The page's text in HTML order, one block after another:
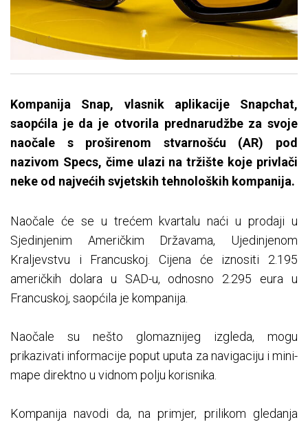
Kompanija Snap, vlasnik aplikacije Snapchat,
saopćila je da je otvorila prednarudžbe za svoje
naočale s proširenom stvarnošću (AR) pod
nazivom Specs, čime ulazi na tržište koje privlači
neke od najvećih svjetskih tehnoloških kompanija.
Naočale će se u trećem kvartalu naći u prodaji u
Sjedinjenim Američkim Državama, Ujedinjenom
Kraljevstvu i Francuskoj. Cijena će iznositi 2.195
američkih dolara u SAD-u, odnosno 2.295 eura u
Francuskoj, saopćila je kompanija.
Naočale su nešto glomaznijeg izgleda, mogu
prikazivati informacije poput uputa za navigaciju i mini-
mape direktno u vidnom polju korisnika.
Kompanija navodi da, na primjer, prilikom gledanja